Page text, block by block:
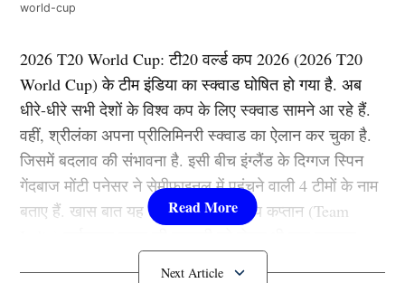
world-cup
2026 T20 World Cup: टी20 वर्ल्ड कप 2026 (2026 T20
World Cup) के टीम इंडिया का स्क्वाड घोषित हो गया है. अब
धीरे-धीरे सभी देशों के विश्व कप के लिए स्क्वाड सामने आ रहे हैं.
वहीं, श्रीलंका अपना प्रीलिमिनरी स्क्वाड का ऐलान कर चुका है.
जिसमें बदलाव की संभावना है. इसी बीच इंग्लैंड के दिग्गज स्पिन
गेंदबाज मोंटी पनेसर ने सेमीफाइनल में पहुंचने वाली 4 टीमों के नाम
बताए हैं. खास बात यह है कि उन्होंने भारतीय कप्तान (Team